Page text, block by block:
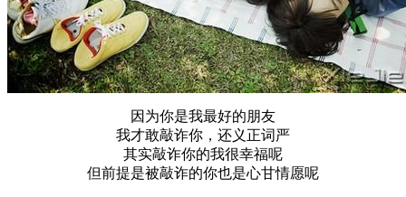
因为你是我最好的朋友
我才敢敲诈你，还义正词严
其实敲诈你的我很幸福呢
但前提是被敲诈的你也是心甘情愿呢